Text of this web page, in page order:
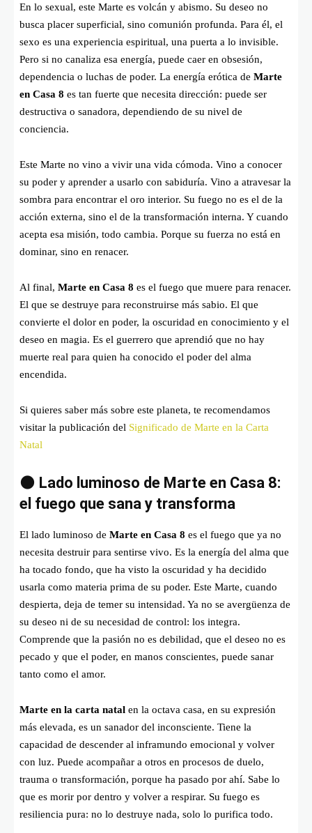
En lo sexual, este Marte es volcán y abismo. Su deseo no
busca placer superficial, sino comunión profunda. Para él, el
sexo es una experiencia espiritual, una puerta a lo invisible.
Pero si no canaliza esa energía, puede caer en obsesión,
dependencia o luchas de poder. La energía erótica de Marte
en Casa 8 es tan fuerte que necesita dirección: puede ser
destructiva o sanadora, dependiendo de su nivel de
conciencia.
Este Marte no vino a vivir una vida cómoda. Vino a conocer
su poder y aprender a usarlo con sabiduría. Vino a atravesar la
sombra para encontrar el oro interior. Su fuego no es el de la
acción externa, sino el de la transformación interna. Y cuando
acepta esa misión, todo cambia. Porque su fuerza no está en
dominar, sino en renacer.
Al final, Marte en Casa 8 es el fuego que muere para renacer.
El que se destruye para reconstruirse más sabio. El que
convierte el dolor en poder, la oscuridad en conocimiento y el
deseo en magia. Es el guerrero que aprendió que no hay
muerte real para quien ha conocido el poder del alma
encendida.
Si quieres saber más sobre este planeta, te recomendamos
visitar la publicación del Significado de Marte en la Carta
Natal
🌑 Lado luminoso de Marte en Casa 8:
el fuego que sana y transforma
El lado luminoso de Marte en Casa 8 es el fuego que ya no
necesita destruir para sentirse vivo. Es la energía del alma que
ha tocado fondo, que ha visto la oscuridad y ha decidido
usarla como materia prima de su poder. Este Marte, cuando
despierta, deja de temer su intensidad. Ya no se avergüenza de
su deseo ni de su necesidad de control: los integra.
Comprende que la pasión no es debilidad, que el deseo no es
pecado y que el poder, en manos conscientes, puede sanar
tanto como el amor.
Marte en la carta natal en la octava casa, en su expresión
más elevada, es un sanador del inconsciente. Tiene la
capacidad de descender al inframundo emocional y volver
con luz. Puede acompañar a otros en procesos de duelo,
trauma o transformación, porque ha pasado por ahí. Sabe lo
que es morir por dentro y volver a respirar. Su fuego es
resiliencia pura: no lo destruye nada, solo lo purifica todo.